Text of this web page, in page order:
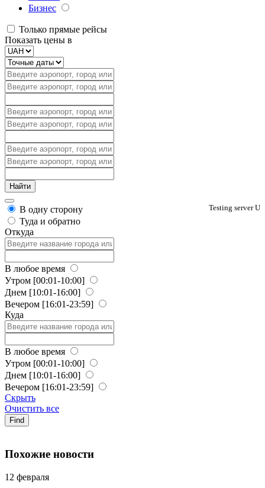
Бизнес
Только прямые рейсы
Показать цены в
Testing server U
В одну сторону
Туда и обратно
Откуда
В любое время
Утром [00:01-10:00]
Днем [10:01-16:00]
Вечером [16:01-23:59]
Куда
В любое время
Утром [00:01-10:00]
Днем [10:01-16:00]
Вечером [16:01-23:59]
Скрыть
Очистить все
Find
Похожие новости
12 февраля